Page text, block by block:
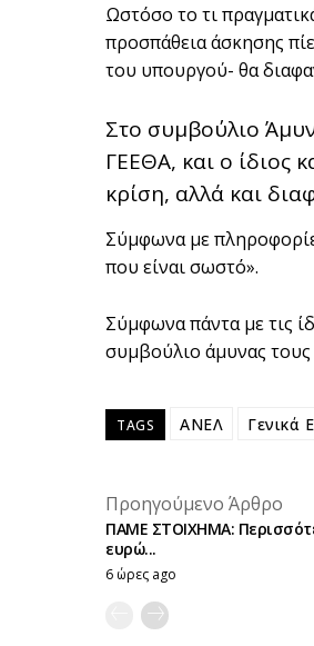
Ωστόσο το τι
προσπάθεια άσκησης
του υπουργού- θα
Στο συμβούλιο
ΓΕΕΘΑ, και ο ίδιος
κρίση, αλλά και
Σύμφωνα με
που είναι σωστό».
Σύμφωνα πάντα με τις
συμβούλιο άμυνας
TAGS ΑΝΕΛ Γενικά
Προηγούμενο Άρθρο
ΠΑΜΕ ΣΤΟΙΧΗΜΑ:
ευρώ...
6 ώρες ago